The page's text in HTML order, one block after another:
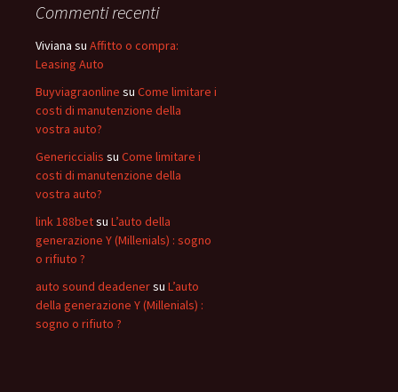
Commenti recenti
Viviana su Affitto o compra:
Leasing Auto
Buyviagraonline su Come limitare i
costi di manutenzione della
vostra auto?
Genericcialis su Come limitare i
costi di manutenzione della
vostra auto?
link 188betsu L’auto della
generazione Y (Millenials) : sogno
o rifiuto ?
auto sound deadenersu L’auto
della generazione Y (Millenials) :
sogno o rifiuto ?